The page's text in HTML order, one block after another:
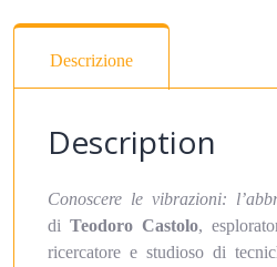
Descrizione
Description
Conoscere le vibrazioni:
di Teodoro Castolo ,
ricercatore e studioso di